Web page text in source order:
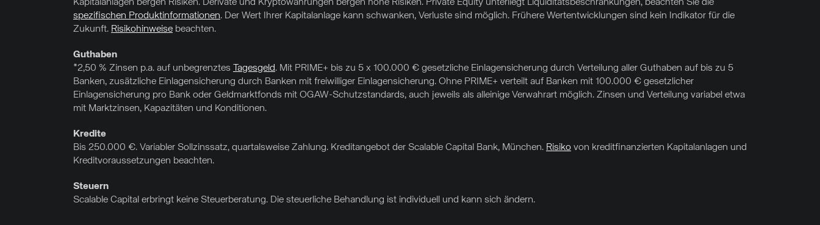
Kapitalanlagen bergen Risiken. Derivate und Kryptowährungen bergen hohe Risiken. Private Equity unterliegt Liquiditätsbeschränkungen, beachten Sie die
spezifischen Produktinformationen. Der Wert Ihrer Kapitalanlage kann schwanken, Verluste sind möglich. Frühere Wertentwicklungen sind kein Indikator für die
Zukunft. Risikohinweise beachten.
Guthaben
*2,50 % Zinsen p.a. auf unbegrenztes
Tagesgeld. Mit PRIME+ bis zu 5 x 100.000 € gesetzliche Einlagensicherung durch Verteilung aller Guthaben auf bis zu 5
Banken, zusätzliche Einlagensicherung durch Banken mit freiwilliger Einlagensicherung. Ohne PRIME+ verteilt auf Banken mit 100.000 € gesetzlicher
Einlagensicherung pro Bank oder Geldmarktfonds mit OGAW-Schutzstandards, auch jeweils als alleinige Verwahrart möglich. Zinsen und Verteilung variabel etwa
mit Marktzinsen, Kapazitäten und Konditionen.
Kredite
Bis 250.000 €. Variabler Sollzinssatz, quartalsweise Zahlung. Kreditangebot der Scalable Capital Bank, München. Risiko von kreditfinanzierten Kapitalanlagen und
Kreditvoraussetzungen beachten.
Steuern
Scalable Capital erbringt keine Steuerberatung. Die steuerliche Behandlung ist individuell und kann sich ändern.